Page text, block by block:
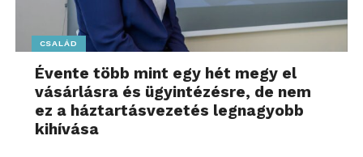
Személyre szabott, egyedi
sportélmény
A győri Széchenyi István Egyetemmel közösen
fejlesztett, illetve továbbfejlesztett GPS-alapú
CSALÁD
Évente több mint egy hét megy el
vásárlásra és ügyintézésre, de nem
ez a háztartásvezetés legnagyobb
kihívása